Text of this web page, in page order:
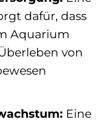
dafür, dass
Aquarium
von
Eine